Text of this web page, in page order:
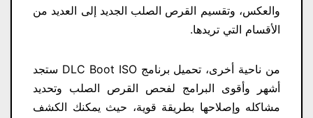
والعكس، وتقسيم القرص الصلب الجديد إلى العديد من
الأقسام التي تريدها.
من ناحية أخرى، تحميل برنامج DLC Boot ISO ستجد
أشهر وأقوى البرامج لفحص القرص الصلب وتحديد
مشاكله وإصلاحها بطريقة قوية، حيث يمكنك الكشف